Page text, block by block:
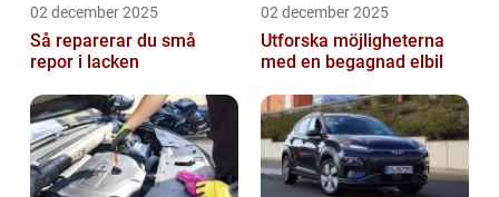
02 december 2025
Så reparerar du små
repor i lacken
02 december 2025
Utforska möjligheterna
med en begagnad elbil